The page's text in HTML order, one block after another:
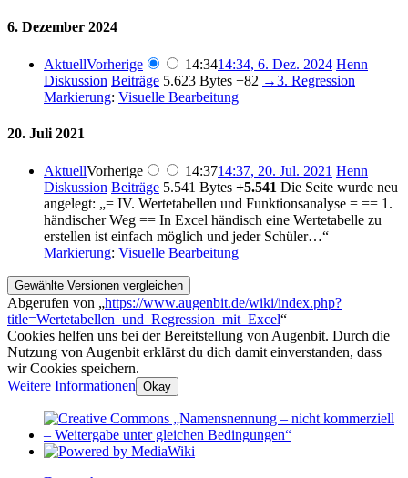
6. Dezember 2024
AktuellVorherige 14:3414:34, 6. Dez. 2024 Henn
Diskussion Beiträge 5.623 Bytes +82 →3. Regression
Markierung: Visuelle Bearbeitung
20. Juli 2021
AktuellVorherige 14:3714:37, 20. Jul. 2021 Henn
Diskussion Beiträge 5.541 Bytes +5.541 Die Seite wurde neu
angelegt: „= IV. Wertetabellen und Funktionsanalyse = == 1.
händischer Weg == In Excel händisch eine Wertetabelle zu
erstellen ist einfach möglich und jeder Schüler…“
Markierung: Visuelle Bearbeitung
Abgerufen von „https://www.augenbit.de/wiki/index.php?
title=Wertetabellen_und_Regression_mit_Excel“
Cookies helfen uns bei der Bereitstellung von Augenbit. Durch die
Nutzung von Augenbit erklärst du dich damit einverstanden, dass
wir Cookies speichern.
Weitere Informationen Okay